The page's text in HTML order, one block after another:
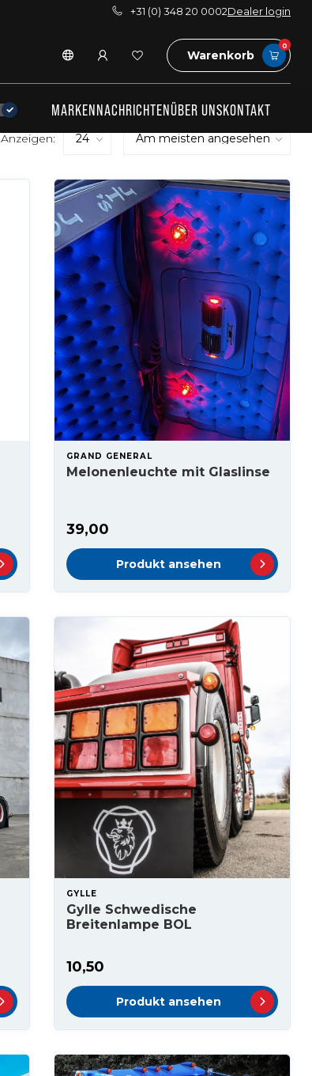
+31 (0) 348 20 0002Dealer login
Warenkorb
0
MARKENNACHRICHTENÜBER UNSKONTAKT
Anzeigen:
GRAND GENERAL
Melonenleuchte mit Glaslinse
39,00
Produkt ansehen
GYLLE
Gylle Schwedische
Breitenlampe BOL
10,50
Produkt ansehen